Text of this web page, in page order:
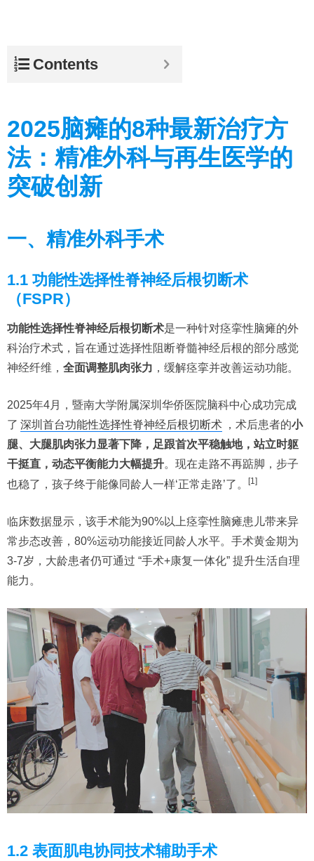
Contents
2025脑瘫的8种最新治疗方
法：精准外科与再生医学的
突破创新
一、精准外科手术
1.1 功能性选择性脊神经后根切断术
（FSPR）
功能性选择性脊神经后根切断术是一种针对痉挛性脑瘫的外
科治疗术式，旨在通过选择性阻断脊髓神经后根的部分感觉
神经纤维， 全面调整肌肉张力 ，缓解痉挛并改善运动功能。
2025年4月，暨南大学附属深圳华侨医院脑科中心成功完成
了 深圳首台功能性选择性脊神经后根切断术 ，术后患者的小
腿、大腿肌肉张力显著下降，足跟首次平稳触地，站立时躯
干挺直，动态平衡能力大幅提升。现在走路不再踮脚，步子
也稳了，孩子终于能像同龄人一样‘正常走路’了。
[1]
临床数据显示，该手术能为90%以上痉挛性脑瘫患儿带来异
常步态改善，80%运动功能接近同龄人水平。手术黄金期为
3-7岁，大龄患者仍可通过 “手术+康复一体化” 提升生活自理
能力。
1.2 表面肌电协同技术辅助手术